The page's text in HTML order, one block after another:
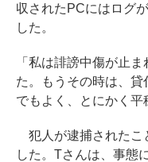
収されたPCにはログ
した。
「私は誹謗中傷が止
た。もうその時は、貸
でもよく、とにかく平
犯人が逮捕されたこ
した。Tさんは、事態